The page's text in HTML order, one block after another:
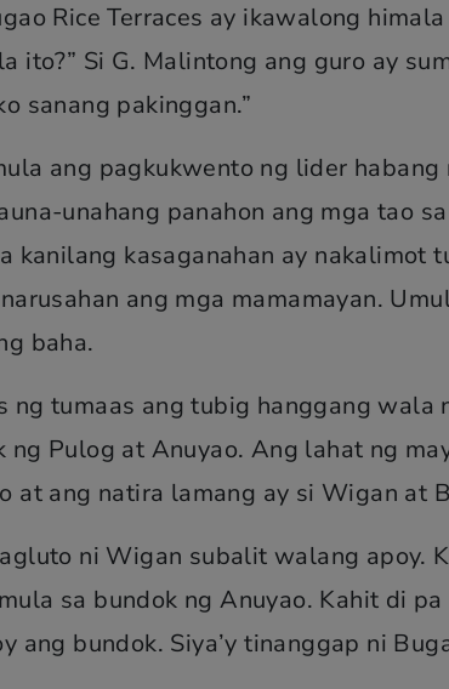
Rice Terraces ay ikawalong
ito?” Si G. Malintong ang guro ay
sanang pakinggan.”
ang pagkukwento ng lider habang
unahang panahon ang mga tao
kanilang kasaganahan ay nakalimot
ang mga mamamayan.
baha.
ng tumaas ang tubig hanggang
ng Pulog at Anuyao. Ang lahat ng
at ang natira lamang ay si Wigan at
ni Wigan subalit walang apoy.
sa bundok ng Anuyao. Kahit di
ang bundok. Siya’y tinanggap ni